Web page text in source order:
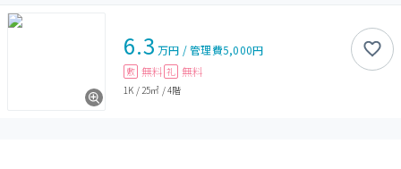
6.3 万円 /管理費5,000円
敷 無料 礼 無料
1K / 25㎡ /4階